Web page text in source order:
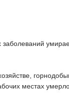
местах